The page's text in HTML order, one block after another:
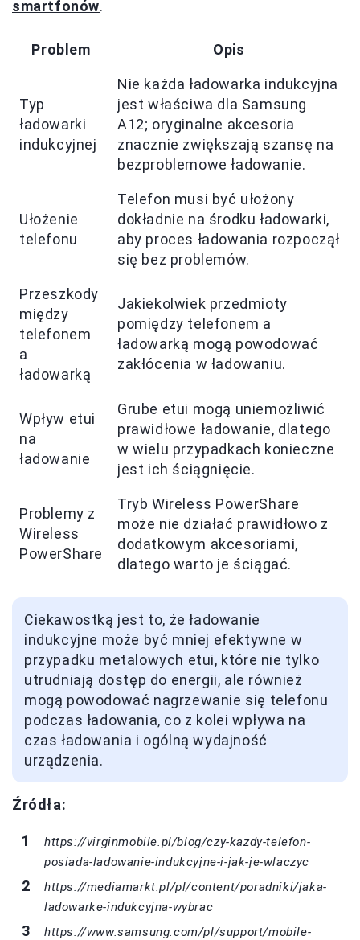
smartfonów.
Problem Opis
Typ
ładowarki
indukcyjnej
Nie każda ładowarka indukcyjna
jest właściwa dla Samsung
A12; oryginalne akcesoria
znacznie zwiększają szansę na
bezproblemowe ładowanie.
Ułożenie
telefonu
Telefon musi być ułożony
dokładnie na środku ładowarki,
aby proces ładowania rozpoczął
się bez problemów.
Przeszkody
między
telefonem
a
ładowarką
Jakiekolwiek przedmioty
pomiędzy telefonem a
ładowarką mogą powodować
zakłócenia w ładowaniu.
Wpływ etui
na
ładowanie
Grube etui mogą uniemożliwić
prawidłowe ładowanie, dlatego
w wielu przypadkach konieczne
jest ich ściągnięcie.
Problemy z
Wireless
PowerShare
Tryb Wireless PowerShare
może nie działać prawidłowo z
dodatkowym akcesoriami,
dlatego warto je ściągać.
Ciekawostką jest to, że ładowanie
indukcyjne może być mniej efektywne w
przypadku metalowych etui, które nie tylko
utrudniają dostęp do energii, ale również
mogą powodować nagrzewanie się telefonu
podczas ładowania, co z kolei wpływa na
czas ładowania i ogólną wydajność
urządzenia.
Źródła:
https://virginmobile.pl/blog/czy-kazdy-telefon-
posiada-ladowanie-indukcyjne-i-jak-je-wlaczyc
https://mediamarkt.pl/pl/content/poradniki/jaka-
ladowarke-indukcyjna-wybrac
https://www.samsung.com/pl/support/mobile-